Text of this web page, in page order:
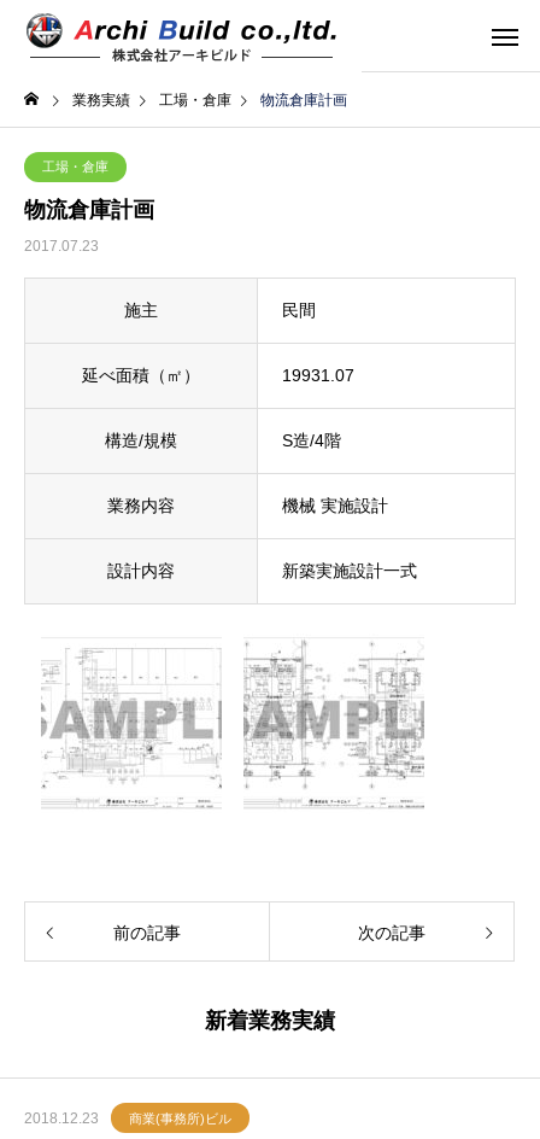
業務実績 工場・倉庫 物流倉庫計画
工場・倉庫
物流倉庫計画
2017.07.23
施主 民間
延べ面積（㎡） 19931.07
構造/規模 S造/4階
業務内容 機械 実施設計
設計内容 新築実施設計一式
前の記事 次の記事
新着業務実績
2018.12.23 商業(事務所)ビル